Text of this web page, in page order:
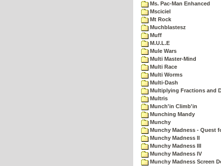
Ms. Pac-Man Enhanced
Msciciel
Mt Rock
Muchblastesz
Muff
M.U.L.E
Mule Wars
Multi Master-Mind
Multi Race
Multi Worms
Multi-Dash
Multiplying Fractions and
Multris
Munch'in Climb'in
Munching Mandy
Munchy
Munchy Madness - Quest
Munchy Madness II
Munchy Madness III
Munchy Madness IV
Munchy Madness Screen